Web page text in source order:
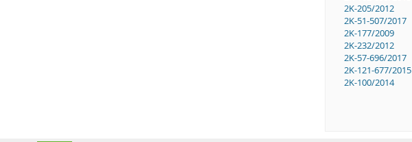
2K-205/2012
2K-51-507/2017
2K-177/2009
2K-232/2012
2K-57-696/2017
2K-121-677/2015
2K-100/2014